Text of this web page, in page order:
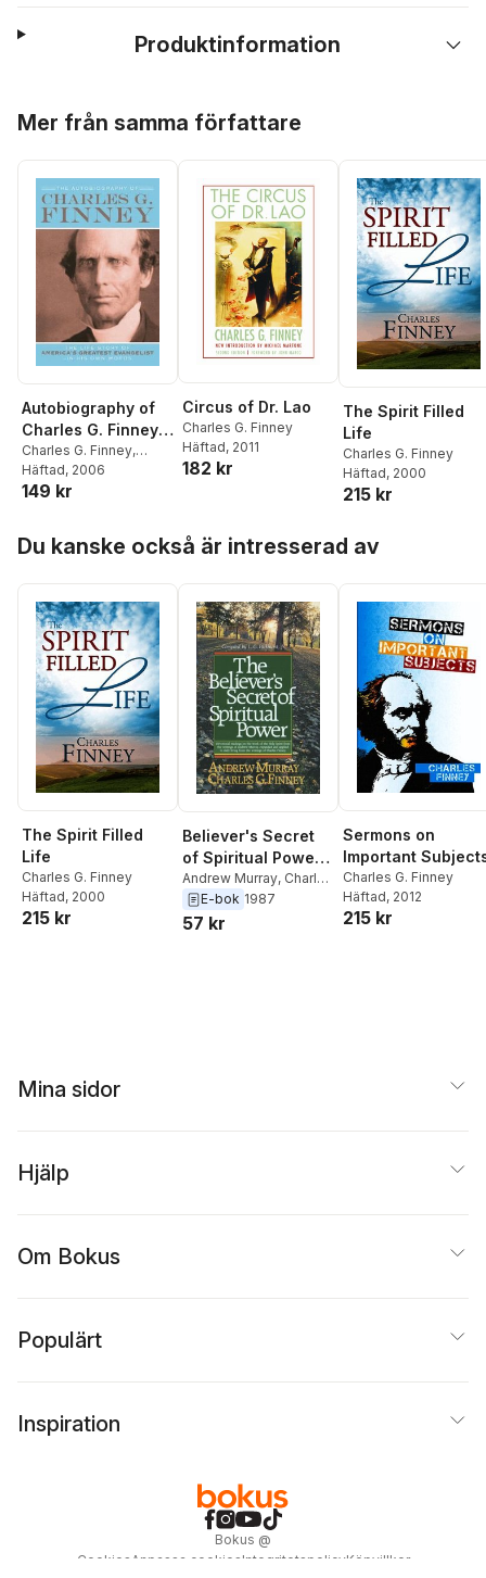
Produktinformation
Mer från samma författare
Autobiography of
Charles G. Finney –
The Life Story of
America`s Greatest
Evangelist––In His
Charles G. Finney,
Helen Wessel
Wessel
Häftad, 2006
149 kr
Circus of Dr. Lao
Charles G. Finney
Häftad, 2011
182 kr
The Spirit Filled
Life
Charles G. Finney
Häftad, 2000
215 kr
Du kanske också är intresserad av
The Spirit Filled
Life
Charles G. Finney
Häftad, 2000
215 kr
Believer's Secret
of Spiritual Power
(Andrew Murray
Devotional Library)
Andrew Murray, Charles
G. Finney ,L. G.,Jr.
Parkhurst
E-bok 1987
57 kr
Sermons on
Important
Charles G. Finney
Häftad, 2012
215 kr
Mina sidor
Hjälp
Om Bokus
Populärt
Inspiration
Bokus @
Cookies Anpassa cookies IntegritetspolicyKöpvillkor